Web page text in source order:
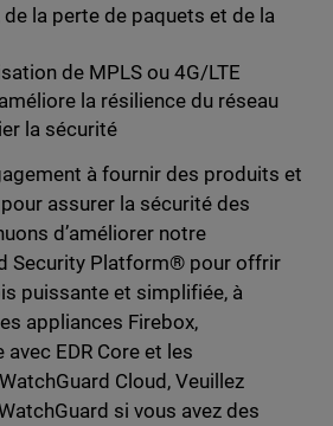
de la perte de paquets et de la
de MPLS ou 4G/LTE
la résilience du réseau
la sécurité
à fournir des produits et
assurer la sécurité des
d’améliorer notre
Security Platform® pour offrir
puissante et simplifiée, à
appliances Firebox,
EDR Core et les
Cloud, Veuillez
si vous avez des